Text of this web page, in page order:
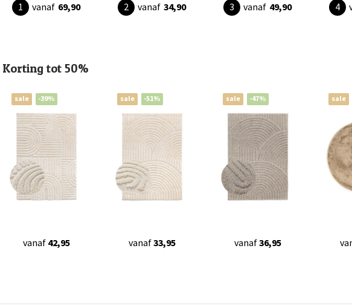
vanaf 69,90 vanaf 34,90 vanaf 49,90
Korting tot 50%
sale -39%
vanaf 42,95
sale -51%
vanaf33,95
sale -47%
vanaf36,95
sale